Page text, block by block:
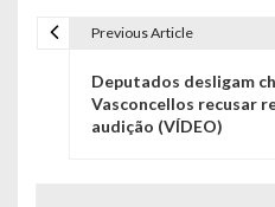
Previous Article
Deputados desligam
Vasconcellos recusar
audição (VÍDEO)